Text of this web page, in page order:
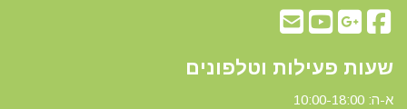
שעות פעילות וטלפונים
א-ה: 10:00-18:00